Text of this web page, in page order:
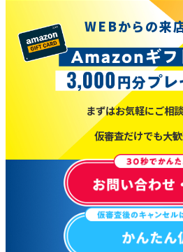
WEBからの来
まずはお気軽にご相
仮審査だけでも大歓